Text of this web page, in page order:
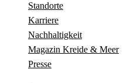
Standorte
Karriere
Nachhaltigkeit
Magazin Kreide & Meer
Presse